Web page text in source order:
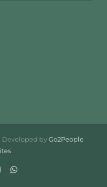
Developed byGo2People
InstagramWhatsApp